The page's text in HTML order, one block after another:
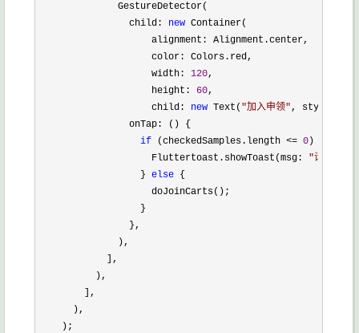
              GestureDetector(
                child:
new Container(
                    alignment: Alignment.center,
                    color: Colors.red,
                    width:
120,
                    height:
60,
                    child:
new Text( "加入申领", style:
                onTap: () {
if (checkedSamples.length <= 0 ) {
                    Fluttertoast.showToast(msg:
"请选择样
                  }
else {
                    doJoinCarts();
                  }
                },
              ),
            ],
          ),
        ],
      ),
    );